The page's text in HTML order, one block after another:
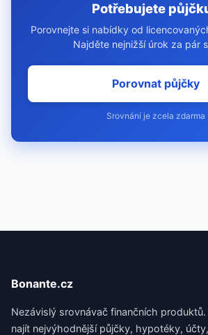
Potřebujete
Porovnejte si nabídky od
Najděte nejnižší úrok za pár
Porovnat půjčky
Srovnání je zcela zdarma
Bonante.cz
Nezávislý srovnávač finančních
najít nejvýhodnější půjčky, hypotéky,